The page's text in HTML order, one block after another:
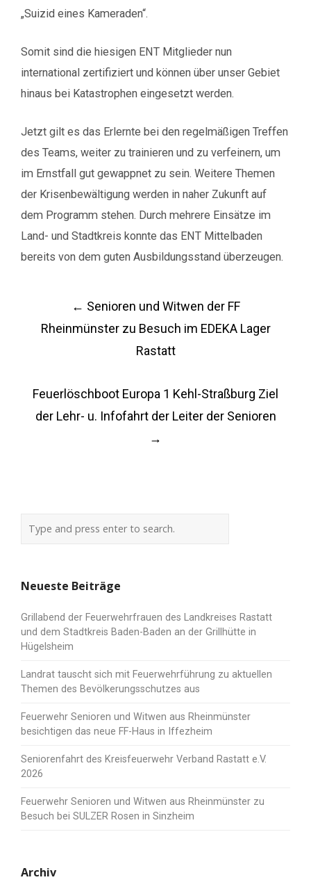
„Suizid eines Kameraden“.
Somit sind die hiesigen ENT Mitglieder nun
international zertifiziert und können über unser Gebiet
hinaus bei Katastrophen eingesetzt werden.
Jetzt gilt es das Erlernte bei den regelmäßigen Treffen
des Teams, weiter zu trainieren und zu verfeinern, um
im Ernstfall gut gewappnet zu sein. Weitere Themen
der Krisenbewältigung werden in naher Zukunft auf
dem Programm stehen. Durch mehrere Einsätze im
Land- und Stadtkreis konnte das ENT Mittelbaden
bereits von dem guten Ausbildungsstand überzeugen.
navigation
← Senioren und Witwen der FF
Rheinmünster zu Besuch im EDEKA Lager
Rastatt
Feuerlöschboot Europa 1 Kehl-Straßburg Ziel
der Lehr- u. Infofahrt der Leiter der Senioren
→
Neueste Beiträge
Grillabend der Feuerwehrfrauen des Landkreises Rastatt
und dem Stadtkreis Baden-Baden an der Grillhütte in
Hügelsheim
Landrat tauscht sich mit Feuerwehrführung zu aktuellen
Themen des Bevölkerungsschutzes aus
Feuerwehr Senioren und Witwen aus Rheinmünster
besichtigen das neue FF-Haus in Iffezheim
Seniorenfahrt des Kreisfeuerwehr Verband Rastatt e.V.
2026
Feuerwehr Senioren und Witwen aus Rheinmünster zu
Besuch bei SULZER Rosen in Sinzheim
Archiv